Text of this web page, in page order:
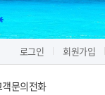
로그인 회원가입
객문의전화